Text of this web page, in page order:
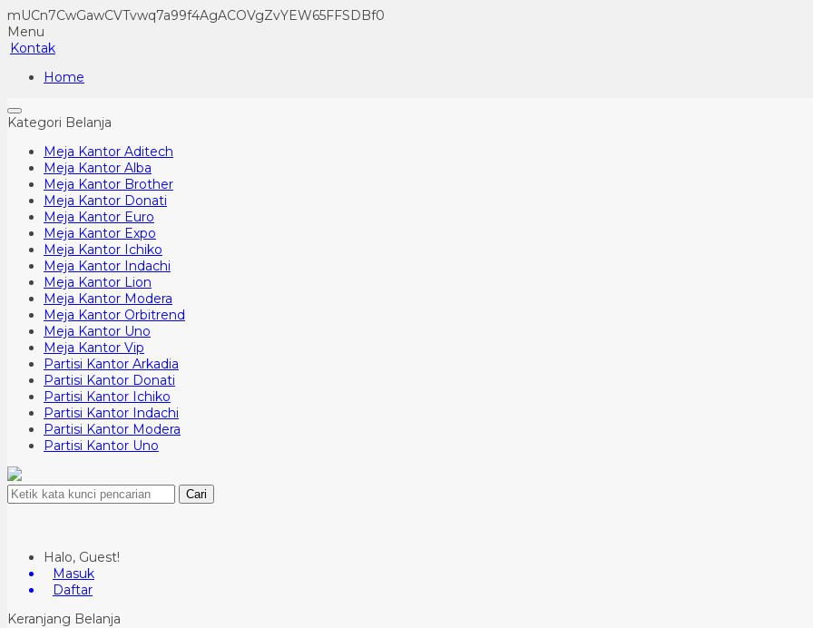
mUCn7CwGawCVTvwq7a99f4AgACOVgZvYEW65FFSDBf0
Menu
Kontak
Home
Kategori Belanja
Meja Kantor Aditech
Meja Kantor Alba
Meja Kantor Brother
Meja Kantor Donati
Meja Kantor Euro
Meja Kantor Expo
Meja Kantor Ichiko
Meja Kantor Indachi
Meja Kantor Lion
Meja Kantor Modera
Meja Kantor Orbitrend
Meja Kantor Uno
Meja Kantor Vip
Partisi Kantor Arkadia
Partisi Kantor Donati
Partisi Kantor Ichiko
Partisi Kantor Indachi
Partisi Kantor Modera
Partisi Kantor Uno
Cari
Halo, Guest!
Masuk
Daftar
Keranjang Belanja